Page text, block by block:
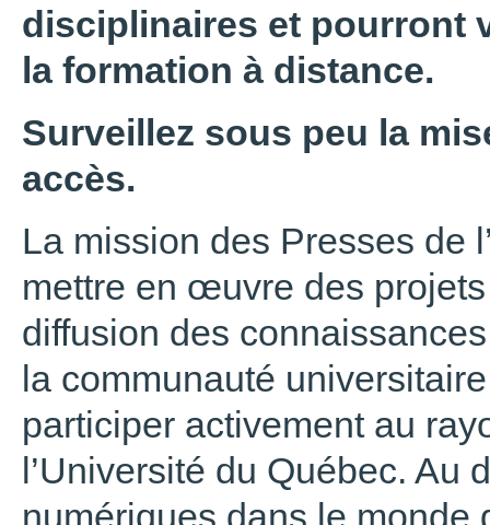
disciplinaires et pourront
la formation à distance.
Surveillez sous peu la
accès.
La mission des Presses de
mettre en œuvre des
diffusion des
la communauté
participer activement au
l’Université du Québec. Au
numériques dans le monde